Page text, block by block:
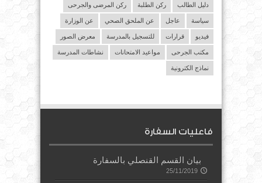
دليل الطالب ركن الطلبة ركن المرضى والجرحى
سياسة عاجل عن الملحق الصحي عن الوزارة
فيديو قرارات للتسجيل بالمدرسة معرض الصور
مكتب الجرحى مواعيد الامتحانات نشاطات المدرسة
نماذج الكترونية
فاعليات السفارة
بيان القسم القنصلي بالسفارة
25/11/2019